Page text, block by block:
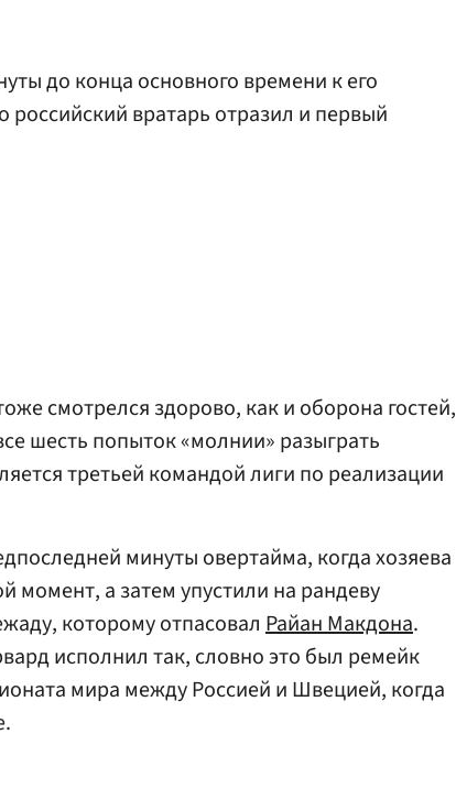
до конца основного времени к его
российский вратарь отразил и первый
смотрелся здорово, как и оборона гостей,
шесть попыток «молнии» разыграть
третьей командой лиги по реализации
минуты овертайма, когда хозяева
момент, а затем упустили на рандеву
которому отпасовал Райан Макдона.
исполнил так, словно это был ремейк
мира между Россией и Швецией, когда